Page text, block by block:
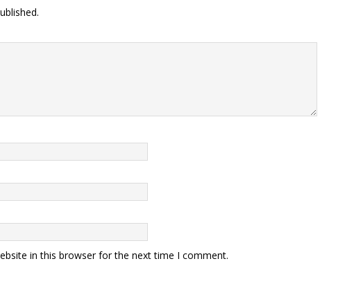
in this browser for the next time I comment.